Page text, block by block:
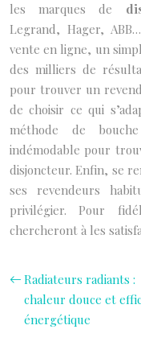
les marques de
Legrand, Hager,
vente en ligne, un
des milliers de
pour trouver un
de choisir ce qui
méthode de
indémodable pour
disjoncteur. Enfin, se
ses revendeurs
privilégier. Pour
chercheront à les
Radiateurs radiants :
chaleur douce et
énergétique